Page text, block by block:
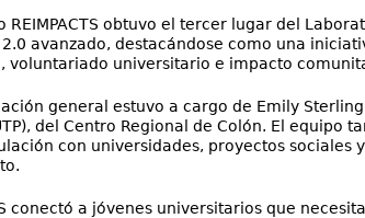
REIMPACTS obtuvo el tercer lugar del
avanzado, destacándose como una
voluntariado universitario e impacto
general estuvo a cargo de Emily
del Centro Regional de Colón. El equipo
con universidades, proyectos sociales
conectó a jóvenes universitarios que